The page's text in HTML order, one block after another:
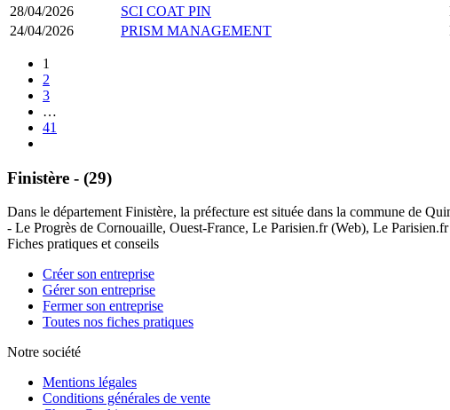
28/04/2026
SCI COAT PIN
24/04/2026
PRISM MANAGEMENT
1
2
3
…
41
Finistère - (29)
Dans le département Finistère, la préfecture est située dans la commune de
- Le Progrès de Cornouaille, Ouest-France, Le Parisien.fr (Web), Le
Fiches pratiques et conseils
Créer son entreprise
Gérer son entreprise
Fermer son entreprise
Toutes nos fiches pratiques
Notre société
Mentions légales
Conditions générales de vente